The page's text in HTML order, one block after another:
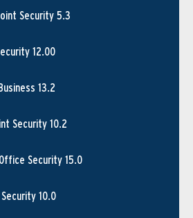
Security 5.3
12.00
13.2
Security 10.2
Security 15.0
10.0